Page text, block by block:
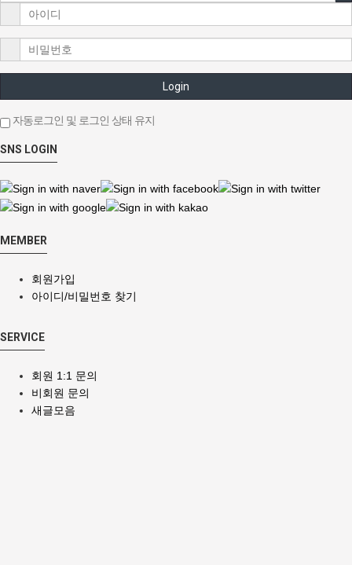
Login
자동로그인 및 로그인 상태 유지
SNS LOGIN
MEMBER
회원가입
아이디/비밀번호 찾기
SERVICE
회원 1:1 문의
비회원 문의
새글모음